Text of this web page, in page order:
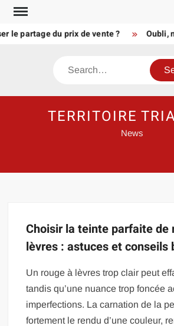
Skip
content
le partage du prix de vente ? Oubli,
Search
TERRITOIRE
News
Choisir la teinte parfaite de
lèvres : astuces et conseils
Un rouge à lèvres trop clair peut
tandis qu’une nuance trop foncée
imperfections. La carnation de la
fortement le rendu d’une couleur,